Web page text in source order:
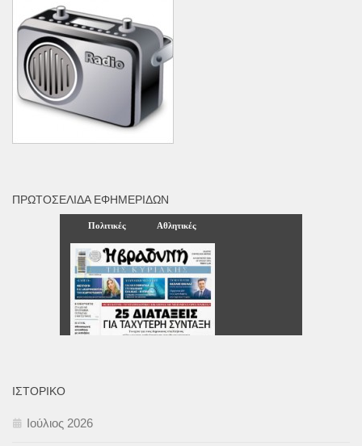
ΠΡΩΤΟΣΈΛΙΔΑ ΕΦΗΜΕΡΊΔΩΝ
ΙΣΤΟΡΙΚΌ
Ιούλιος 2026